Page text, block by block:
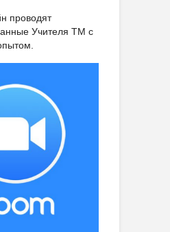
проводят
Учителя ТМ с